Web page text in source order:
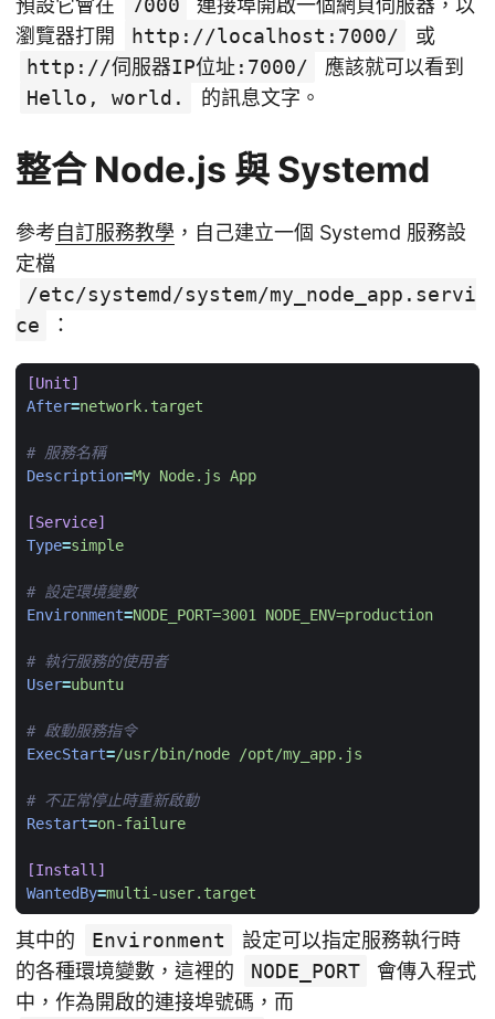
瀏覽器打開
http://localhost:7000/
或
http://伺服器IP位址:7000/
應該就可以看到
Hello, world.
的訊息文字。
整合 Node.js 與 Systemd
參考自訂服務教學 ，自己建立一個 Systemd 服務設
定檔
/etc/systemd/system/my_node_app.servi
ce
：
[Unit]
After=network.target
# 服務名稱
Description=My Node.js App
[Service]
Type=simple
# 設定環境變數
Environment=NODE_PORT=3001 NODE_ENV=production
# 執行服務的使用者
User=ubuntu
# 啟動服務指令
ExecStart=/usr/bin/node /opt/my_app.js
# 不正常停止時重新啟動
Restart=on-failure
[Install]
WantedBy=multi-user.target
其中的 Environment
設定可以指定服務執行時
的各種環境變數，這裡的
NODE_PORT
會傳入程式
中，作為開啟的連接埠號碼，而